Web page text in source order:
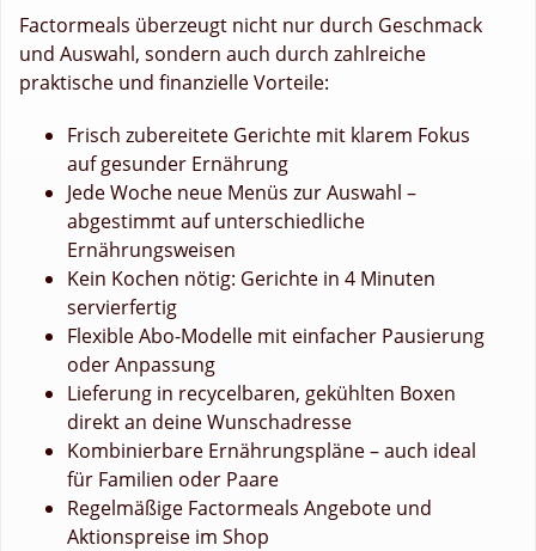
Factormeals überzeugt nicht nur durch Geschmack
und Auswahl, sondern auch durch zahlreiche
praktische und finanzielle Vorteile:
Frisch zubereitete Gerichte mit klarem Fokus
auf gesunder Ernährung
Jede Woche neue Menüs zur Auswahl –
abgestimmt auf unterschiedliche
Ernährungsweisen
Kein Kochen nötig: Gerichte in 4 Minuten
servierfertig
Flexible Abo-Modelle mit einfacher Pausierung
oder Anpassung
Lieferung in recycelbaren, gekühlten Boxen
direkt an deine Wunschadresse
Kombinierbare Ernährungspläne – auch ideal
für Familien oder Paare
Regelmäßige Factormeals Angebote und
Aktionspreise im Shop